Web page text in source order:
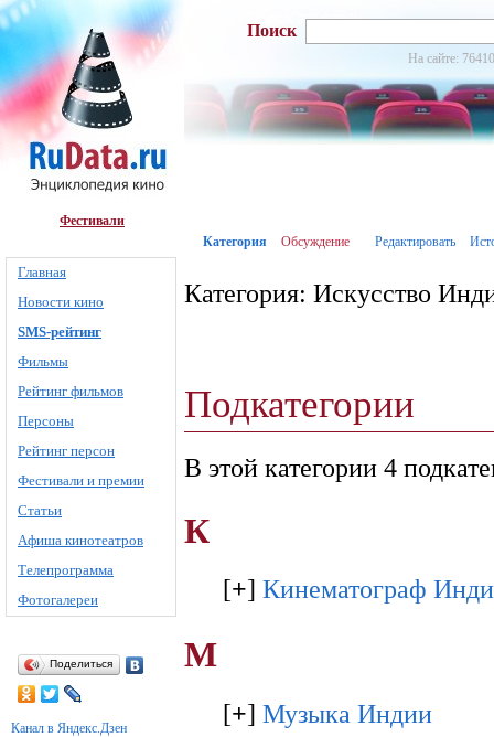
Фестивали
Главная
Новости кино
SMS-рейтинг
Фильмы
Рейтинг фильмов
Персоны
Рейтинг персон
Фестивали и премии
Статьи
Афиша кинотеатров
Телепрограмма
Фотогалереи
Поделиться
Канал в Яндекс.Дзен
Поиск
На сайте:
Категория Обсуждение Редактировать
Категория: Искусство
Подкатегории
В этой категории 4
К
[+] Кинематограф
М
[+] Музыка Индии